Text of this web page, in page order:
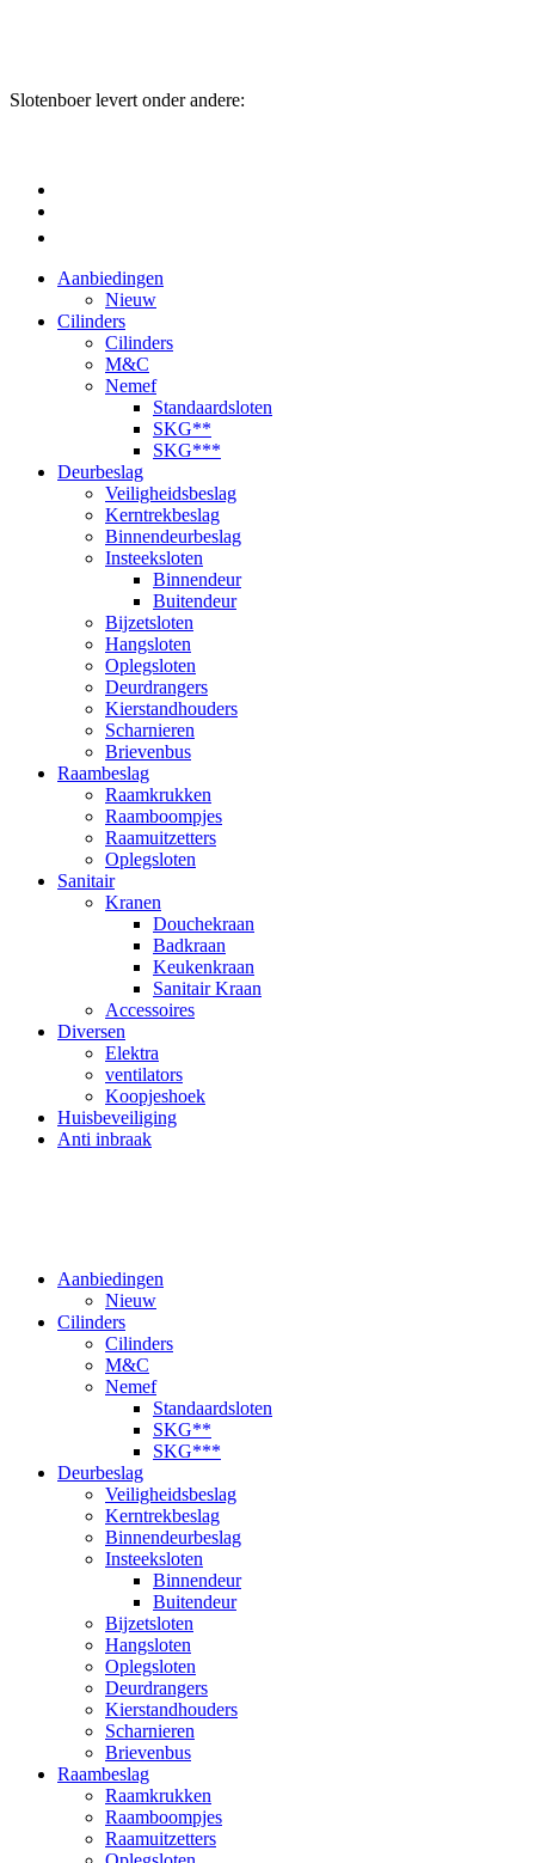
Slotenboer levert onder andere:
Aanbiedingen
Nieuw
Cilinders
Cilinders
M&C
Nemef
Standaardsloten
SKG**
SKG***
Deurbeslag
Veiligheidsbeslag
Kerntrekbeslag
Binnendeurbeslag
Insteeksloten
Binnendeur
Buitendeur
Bijzetsloten
Hangsloten
Oplegsloten
Deurdrangers
Kierstandhouders
Scharnieren
Brievenbus
Raambeslag
Raamkrukken
Raamboompjes
Raamuitzetters
Oplegsloten
Sanitair
Kranen
Douchekraan
Badkraan
Keukenkraan
Sanitair Kraan
Accessoires
Diversen
Elektra
ventilators
Koopjeshoek
Huisbeveiliging
Anti inbraak
Aanbiedingen
Nieuw
Cilinders
Cilinders
M&C
Nemef
Standaardsloten
SKG**
SKG***
Deurbeslag
Veiligheidsbeslag
Kerntrekbeslag
Binnendeurbeslag
Insteeksloten
Binnendeur
Buitendeur
Bijzetsloten
Hangsloten
Oplegsloten
Deurdrangers
Kierstandhouders
Scharnieren
Brievenbus
Raambeslag
Raamkrukken
Raamboompjes
Raamuitzetters